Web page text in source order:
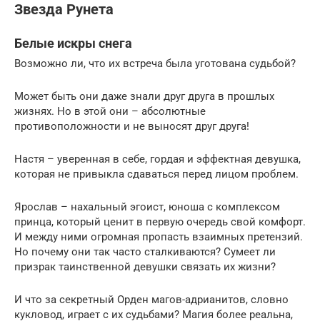
Звезда Рунета
Белые искры снега
Возможно ли, что их встреча была уготована судьбой?
Может быть они даже знали друг друга в прошлых
жизнях. Но в этой они – абсолютные
противоположности и не выносят друг друга!
Настя – уверенная в себе, гордая и эффектная девушка,
которая не привыкла сдаваться перед лицом проблем.
Ярослав – нахальный эгоист, юноша с комплексом
принца, который ценит в первую очередь свой комфорт.
И между ними огромная пропасть взаимных претензий.
Но почему они так часто сталкиваются? Сумеет ли
призрак таинственной девушки связать их жизни?
И что за секретный Орден магов-адрианитов, словно
кукловод, играет с их судьбами? Магия более реальна,